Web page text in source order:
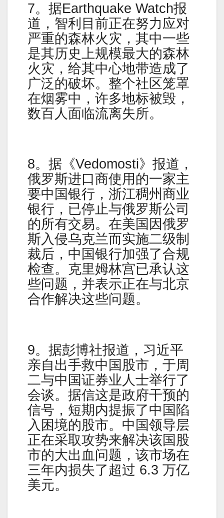
7。据Earthquake Watch报
道，智利目前正在努力应对
严重的森林火灾，其中一些
是其历史上规模最大的森林
火灾，给其中心地带造成了
广泛的破坏。整个社区笼罩
在烟雾中，许多地标被毁，
数百人面临流离失所。
8。据《Vedomosti》报道，
俄罗斯进口商使用的一家主
要中国银行，浙江稠州商业
银行，已停止与俄罗斯公司
的所有交易。在美国因俄罗
斯入侵乌克兰而实施二级制
裁后，中国银行加强了合规
检查。克里姆林宫已承认这
些问题，并表示正在与北京
合作解决这些问题。
9。据彭博社报道，习近平
亲自出手救中国股市，于周
二与中国证券业人士举行了
会谈。据信这是政府干预的
信号，短期内提振了中国陷
入困境的股市。中国领导层
正在采取攻势来解决该国股
市的大出血问题，该市场在
三年内损失了超过 6.3 万亿
美元。